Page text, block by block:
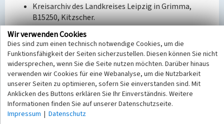
Kreisarchiv des Landkreises Leipzig in Grimma,
B15250, Kitzscher.
Kreisarchiv des Landkreises Leipzig in Grimma,
B15533, Kitzscher.
Kreisarchiv des Landkreises Leipzig in Grimma,
B15666, Kitzscher.
Bauherr / Auftraggeber:
Bauherr: VEB Kombinat »Otto Grotewohl«
Espenhain
Entwurf: Entwurfsbüro für Hochbau I Leipzig
Wir verwenden Cookies
Dies sind zum einen technisch notwendige Cookies, um die
Funktionsfähigkeit der Seiten sicherzustellen. Diesen können Sie nicht
widersprechen, wenn Sie die Seite nutzen möchten. Darüber hinaus
verwenden wir Cookies für eine Webanalyse, um die Nutzbarkeit
unserer Seiten zu optimieren, sofern Sie einverstanden sind. Mit
Anklicken des Buttons erklären Sie Ihr Einverständnis. Weitere
Informationen finden Sie auf unserer Datenschutzseite.
Impressum | Datenschutz